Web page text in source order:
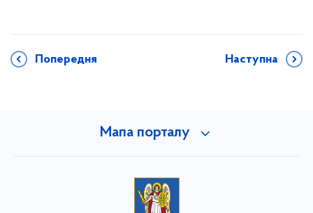
Попередня Наступна
Мапа порталу